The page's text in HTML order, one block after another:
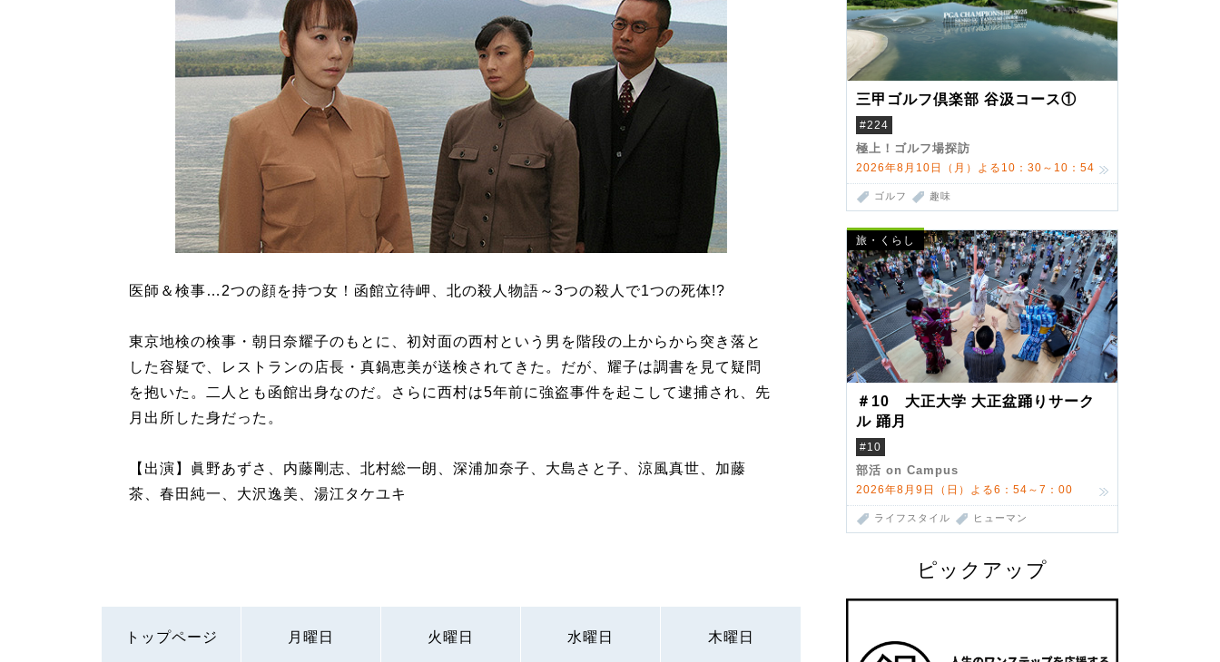
三甲ゴルフ倶楽部 谷汲コース①
#224
極上！ゴルフ場探訪
2026年8月10日（月）よる10：30～10：54
ゴルフ 趣味
旅・くらし
＃10 大正大学 大正盆踊りサーク
ル 踊月
#10
部活 on Campus
2026年8月9日（日）よる6：54～7：00
ライフスタイル ヒューマン
ピックアップ
医師＆検事…2つの顔を持つ女！函館立待岬、北の殺人物語～3つの殺人で1つの死体!?
東京地検の検事・朝日奈耀子のもとに、初対面の西村という男を階段の上からから突き落と
した容疑で、レストランの店長・真鍋恵美が送検されてきた。だが、耀子は調書を見て疑問
を抱いた。二人とも函館出身なのだ。さらに西村は5年前に強盗事件を起こして逮捕され、先
月出所した身だった。
【出演】眞野あずさ、内藤剛志、北村総一朗、深浦加奈子、大島さと子、涼風真世、加藤
茶、春田純一、大沢逸美、湯江タケユキ
トップページ 月曜日 火曜日 水曜日 木曜日